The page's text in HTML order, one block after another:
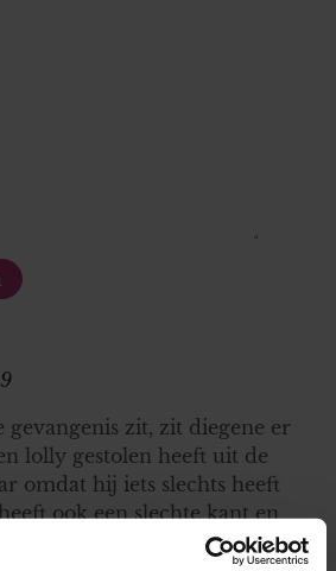
gevangenis zit, zit diegene er
lolly gestolen heeft uit de
omdat hij iets slechts heeft
ook een slechte kant en
zeker dat hij te vertrouwen